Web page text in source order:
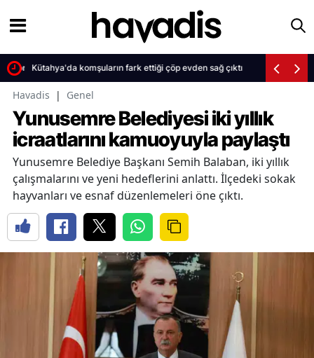
sürpriz vedaKütahya'da komşuların fark ettiği çöp evden sağ çıktı
Havadis | Genel
Yunusemre Belediyesi iki yıllık
icraatlarını kamuoyuyla paylaştı
Yunusemre Belediye Başkanı Semih Balaban, iki yıllık
çalışmalarını ve yeni hedeflerini anlattı. İlçedeki sokak
hayvanları ve esnaf düzenlemeleri öne çıktı.